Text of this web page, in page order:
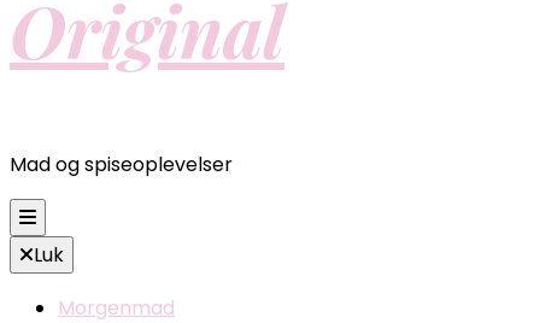
Original
Mad og spiseoplevelser
Luk
Morgenmad